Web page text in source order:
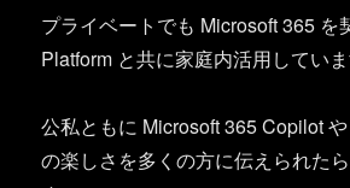
プライベートでも Microsoft 365 を
Platform と共に家庭内活用していま
公私ともに Microsoft 365 Copilot
の楽しさを多くの方に伝えられた